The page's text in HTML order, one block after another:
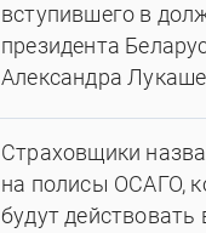
вступившего в
президента
Александра
Страховщики
на полисы ОСАГО,
будут действовать